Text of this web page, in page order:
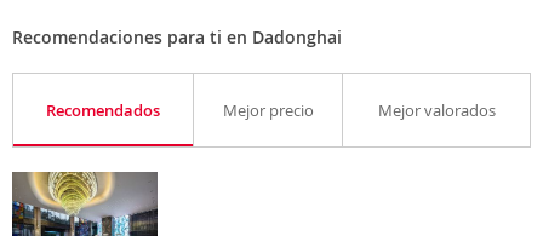
Recomendaciones para ti en Dadonghai
Recomendados Mejor precio Mejor valorados